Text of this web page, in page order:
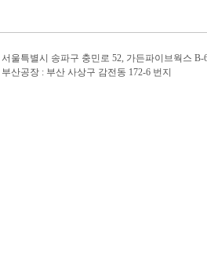
서울특별시 송파구 충민로 52, 가든파이브웍스 B-
부산공장 : 부산 사상구 감전동 172-6 번지